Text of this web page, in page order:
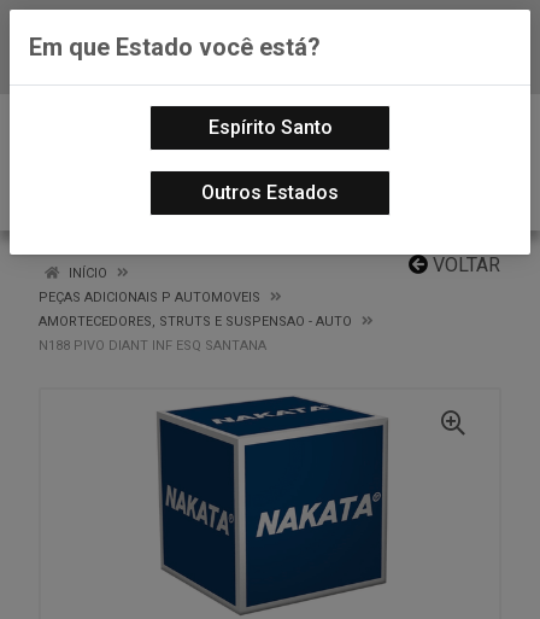
Baixe já nosso APP
VOLTAR
INÍCIO
PEÇAS ADICIONAIS P AUTOMOVEIS
AMORTECEDORES, STRUTS E SUSPENSAO - AUTO
N188 PIVO DIANT INF ESQ SANTANA
Em que Estado você está?
Espírito Santo
Outros Estados